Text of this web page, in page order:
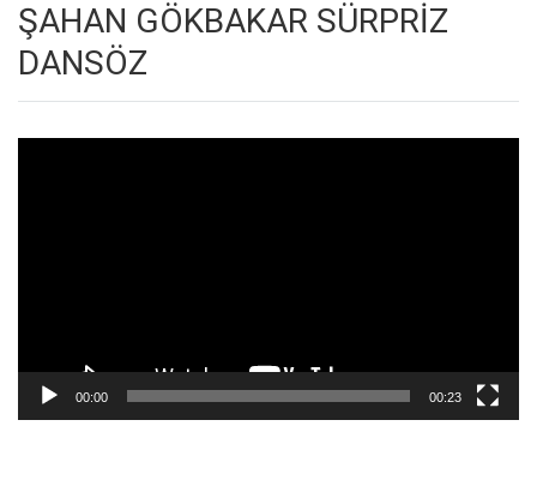
ŞAHAN GÖKBAKAR SÜRPRİZ
DANSÖZ
00:00 00:23